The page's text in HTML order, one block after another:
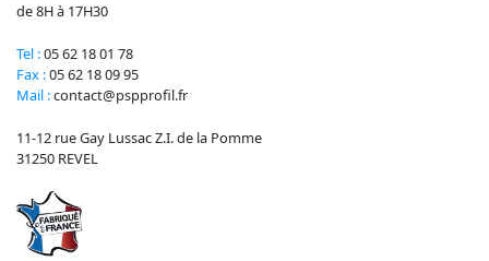
11-12 rue Gay Lussac Z.I. de la Pomme
31250 REVEL
Tel :05 62 18 01 78
Fax :05 62 18 09 95
Mail :contact@pspprofil.fr
de 8H à 17H30